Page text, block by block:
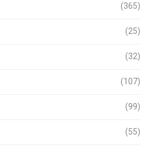
(365)
(25)
(32)
(107)
(99)
(55)